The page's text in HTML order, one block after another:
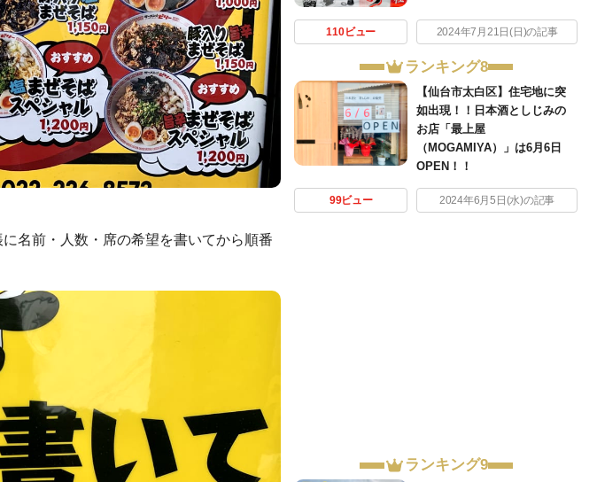
名前・人数・席の希望を書いてから順番
110ビュー 2024年7月21日(日)の記事
ランキング8
【仙台市太白区】住宅地に突
如出現！！日本酒としじみの
お店「最上屋
（MOGAMIYA）」は6月6日
OPEN！！
99ビュー 2024年6月5日(水)の記事
ランキング9